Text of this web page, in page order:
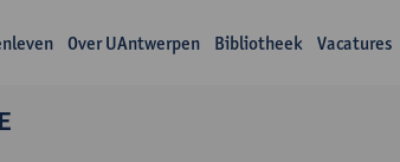
Over UAntwerpen Bibliotheek Vacatures